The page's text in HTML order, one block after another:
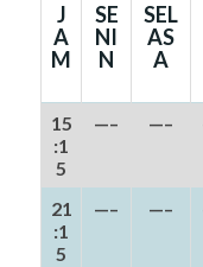
J
A
M
SE
NI
N
SEL
AS
A
15
:1
5
—– —–
21
:1
5
—– —–